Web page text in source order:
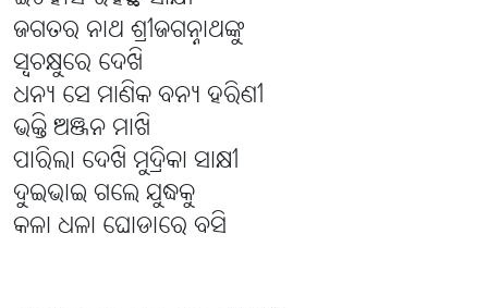
ଜଗତର ନାଥ ଶ୍ରୀଜଗନ୍ନାଥଙ୍କୁ
ସ୍ବଚକ୍ଷୁରେ ଦେଖି
ଧନ୍ୟ ସେ ମାଣିକ ବନ୍ୟ ହରିଣୀ
ଭକ୍ତି ଅଞ୍ଜନ ମାଖି
ପାରିଲା ଦେଖି ମୁଦ୍ରିକା ସାକ୍ଷୀ
ଦୁଇଭାଇ ଗଲେ ଯୁଦ୍ଧକୁ
କଳା ଧଳା ଘୋଡାରେ ବସି